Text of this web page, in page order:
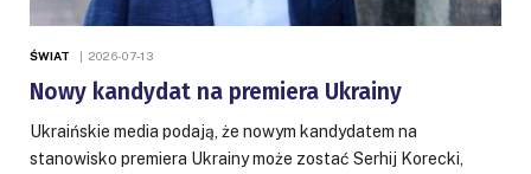
ŚWIAT 2026-07-13
Nowy kandydat na premiera Ukrainy
Ukraińskie media podają, że nowym kandydatem na
stanowisko premiera Ukrainy może zostać Serhij Korecki,